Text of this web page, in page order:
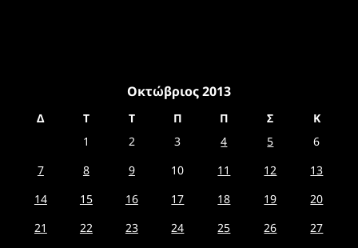
Οκτώβριος 2013
Δ Τ Τ Π Π Σ
Κ
1
2 3 4 5
6
7
8 9 10 11 12
13
14
15 16 17 18 19
20
21
22 23 24 25 26
27